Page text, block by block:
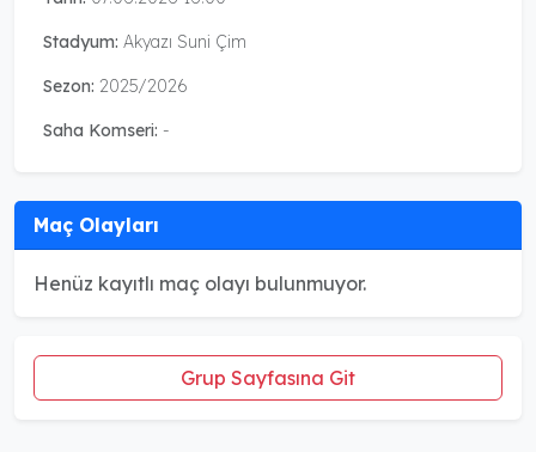
Stadyum: Akyazı Suni Çim
Sezon: 2025/2026
Saha Komseri: -
Maç Olayları
Henüz kayıtlı maç olayı bulunmuyor.
Grup Sayfasına Git